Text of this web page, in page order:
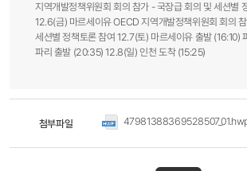
지역개발정책위원회 회의 참가 - 국장급 회의 및 세션별
12.6(금) 마르세이유 OECD 지역개발정책위원회 회의
세션별 정책토론 참여 12.7(토) 마르세이유 출발 (16:10)
파리 출발 (20:35) 12.8(일) 인천 도착 (15:25)
첨부파일